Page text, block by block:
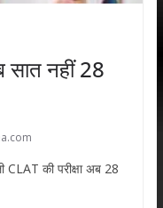
नहीं 28
की परीक्षा अब 28